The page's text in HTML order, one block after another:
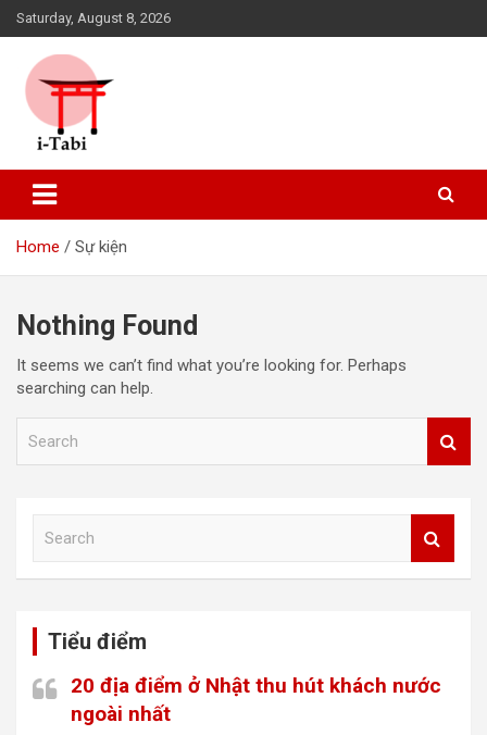
Skip
to
content
Saturday, August 8, 2026
i-Tabi
Home Sự kiện
Nothing Found
It seems we can’t find what you’re looking for. Perhaps
searching can help.
Tiểu điểm
20 địa điểm ở Nhật thu hút khách nước
ngoài nhất